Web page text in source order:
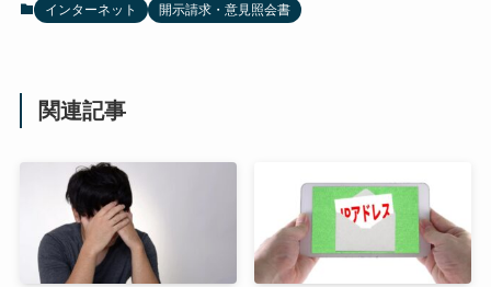
インターネット 開示請求・意見照会書
関連記事